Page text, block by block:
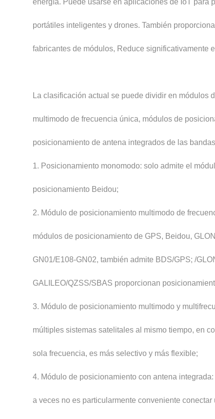
energía. Puede usarse en aplicaciones de IoT
portátiles inteligentes y drones. También
fabricantes de módulos, Reduce significativamente
La clasificación actual se puede dividir en módulos
multimodo de frecuencia única, módulos de
posicionamiento de antena integrados de las
1. Posicionamiento monomodo: solo admite el
posicionamiento Beidou;
2. Módulo de posicionamiento multimodo de
módulos de posicionamiento de GPS, Beidou,
GN01/E108-GN02, también admite BDS/GPS; /
GALILEO/QZSS/SBAS proporcionan
3. Módulo de posicionamiento multimodo y
múltiples sistemas satelitales al mismo tiempo, en
sola frecuencia, es más selectivo y más flexible;
4. Módulo de posicionamiento con antena
a veces no es particularmente conveniente